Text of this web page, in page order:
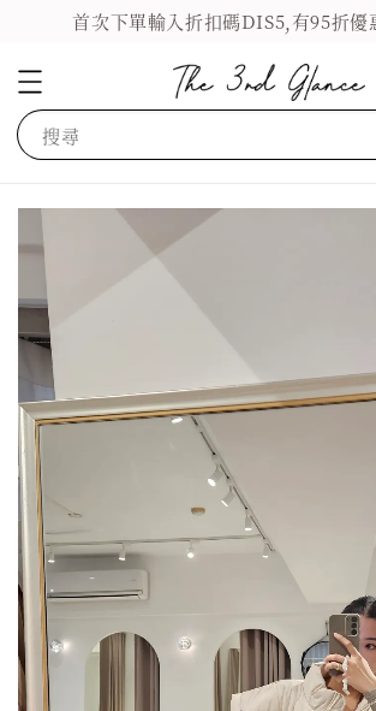
首次下單輸入折扣碼DIS5,有95折優
搜尋